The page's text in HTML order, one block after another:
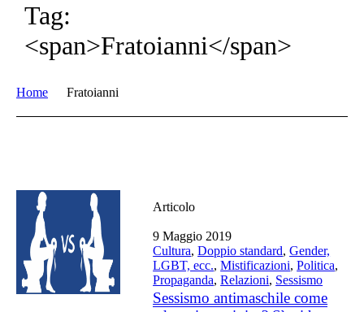
Tag:
<span>Fratoianni</span>
Home Fratoianni
Articolo
9 Maggio 2019
Cultura,Doppio standard,Gender,
LGBT, ecc.,Mistificazioni,Politica,
Propaganda,Relazioni, Sessismo
Sessismo antimaschile come